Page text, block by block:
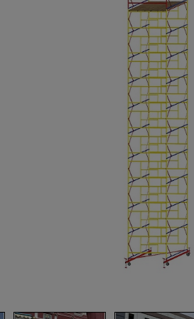
Вибротехника для строительства
Оборудование для работы с
Оборудование для бетонных
Тачки строительные и садовые
Лестницы и стремянки
Штукатурные комплекты
Металл и металлообработка